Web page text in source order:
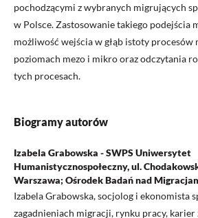
pochodzącymi z wybranych migrujących
w Polsce. Zastosowanie takiego podejścia
możliwość wejścia w głąb istoty procesów
poziomach mezo i mikro oraz odczytania
tych procesach.
Biogramy autorów
Izabela Grabowska - SWPS Uniwersytet
Humanistycznospołeczny, ul.
Warszawa; Ośrodek Badań nad
Izabela Grabowska, socjolog i ekonomista
zagadnieniach migracji, rynku pracy,